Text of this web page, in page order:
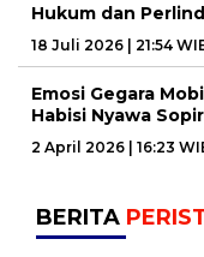
Hukum dan
18 Juli 2026 | 21:54
Emosi Gegara
Habisi Nyawa
2 April 2026 | 16:23
BERITA